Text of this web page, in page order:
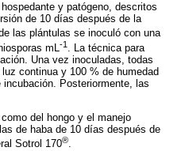
y patógeno, descritos
de 10 días después de la
las plántulas se inoculó con una
mL -1
. La técnica para
Una vez inoculadas, todas
continua y 100 % de humedad
Posteriormente, las
del hongo y el manejo
de haba de 10 días después de
Sotrol 170®.